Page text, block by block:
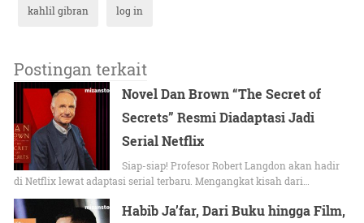
kahlil gibran log in
Postingan terkait
Novel Dan Brown “The Secret of
Secrets” Resmi Diadaptasi Jadi
Serial Netflix
Siap-siap! Profesor Robert Langdon akan hadir
di Netflix lewat adaptasi serial terbaru. Mengangkat kisah dari…
Habib Ja’far, Dari Buku hingga Film,